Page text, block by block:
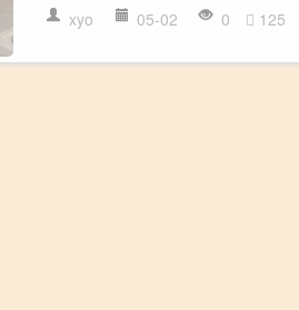
xyo 05-02 0 125